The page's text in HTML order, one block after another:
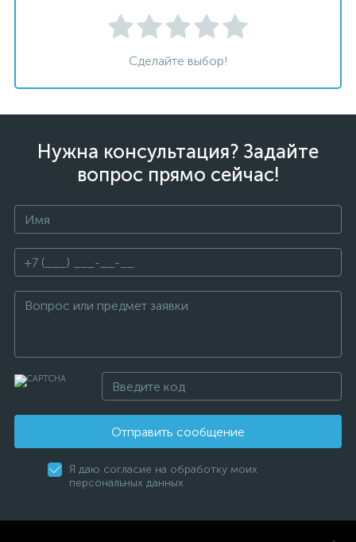
Сделайте выбор!
Нужна консультация? Задайте
вопрос прямо сейчас!
Отправить сообщение
Я даю согласие на обработку моих
персональных данных